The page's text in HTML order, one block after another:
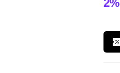
2%